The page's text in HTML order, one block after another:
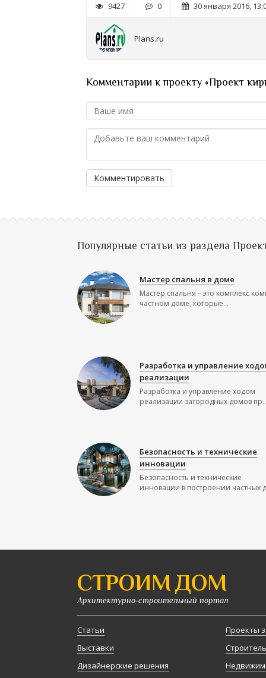
9427 0 30 января 2016,
Plans.ru
Комментарии к проекту «Проект
Комментировать
Популярные статьи из раздела
Мастер спальня в доме
Мастер спальня – это комплекс
частном доме, которые...
Разработка и управление
реализации
Разработка и управление ходом
реализации загородных домов
Безопасность и технические
инновации
Безопасность и технические
инновации в построении частных
СТРОИМ ДОМ
Архитектурно-строительный портал
Статьи
Выставки
Дизайнерские решения
Проекты